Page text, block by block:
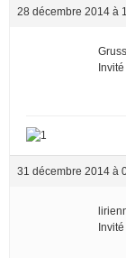
28 décembre 2014 à
Invité
31 décembre 2014 à
Invité